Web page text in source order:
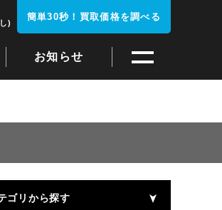
お知らせ
)
簡単30秒！買取価格を調べる
ゴリから探す